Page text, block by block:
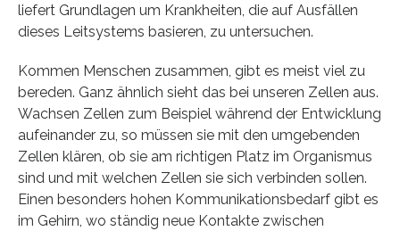
liefert Grundlagen um Krankheiten, die auf Ausfällen
dieses Leitsystems basieren, zu untersuchen.
Kommen Menschen zusammen, gibt es meist viel zu
bereden. Ganz ähnlich sieht das bei unseren Zellen aus.
Wachsen Zellen zum Beispiel während der Entwicklung
aufeinander zu, so müssen sie mit den umgebenden
Zellen klären, ob sie am richtigen Platz im Organismus
sind und mit welchen Zellen sie sich verbinden sollen.
Einen besonders hohen Kommunikationsbedarf gibt es
im Gehirn, wo ständig neue Kontakte zwischen